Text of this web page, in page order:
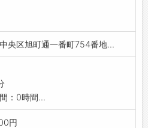
・安
ながら、子どもたちの食事時間
犯罪前科がないこと(令和8年12
法に伴う事項)【変更範囲:変更
央区旭町通一番町754番地...
：0時間...
円